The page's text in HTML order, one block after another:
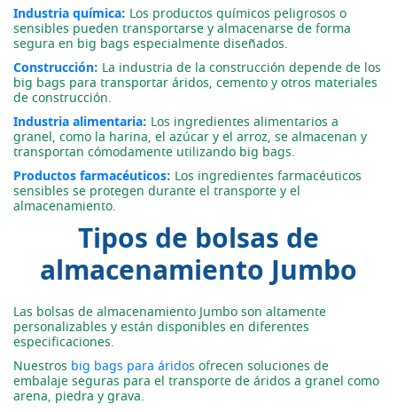
Industria química: Los productos químicos peligrosos o
sensibles pueden transportarse y almacenarse de forma
segura en big bags especialmente diseñados.
Construcción: La industria de la construcción depende de los
big bags para transportar áridos, cemento y otros materiales
de construcción.
Industria alimentaria: Los ingredientes alimentarios a
granel, como la harina, el azúcar y el arroz, se almacenan y
transportan cómodamente utilizando big bags.
Productos farmacéuticos: Los ingredientes farmacéuticos
sensibles se protegen durante el transporte y el
almacenamiento.
Tipos de bolsas de
almacenamiento Jumbo
Las bolsas de almacenamiento Jumbo son altamente
personalizables y están disponibles en diferentes
especificaciones.
Nuestros big bags para áridos ofrecen soluciones de
embalaje seguras para el transporte de áridos a granel como
arena, piedra y grava.